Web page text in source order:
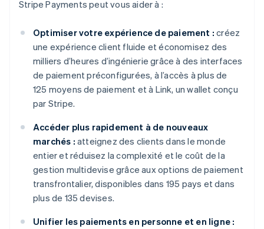
Stripe Payments peut vous aider à :
Optimiser votre expérience de paiement : créez
une expérience client fluide et économisez des
milliers d’heures d’ingénierie grâce à des interfaces
de paiement préconfigurées, à l’accès à plus de
125 moyens de paiement et à Link, un wallet conçu
par Stripe.
Accéder plus rapidement à de nouveaux
marchés : atteignez des clients dans le monde
entier et réduisez la complexité et le coût de la
gestion multidevise grâce aux options de paiement
transfrontalier, disponibles dans 195 pays et dans
plus de 135 devises.
Unifier les paiements en personne et en ligne :